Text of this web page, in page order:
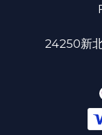
24250新